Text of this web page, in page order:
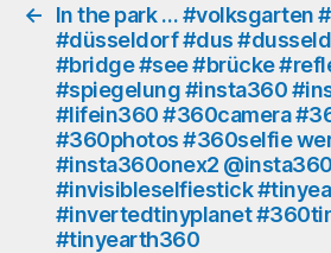
←
In the park … #volksgarten
#düsseldorf #dus
#bridge #see #brücke
#spiegelung #insta360
#lifein360 #360camera
#360photos #360selfie
#insta360onex2 @insta360
#invisibleselfiestick
#invertedtinyplanet
#tinyearth360